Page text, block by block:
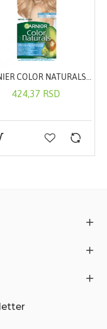
424,37 RSD